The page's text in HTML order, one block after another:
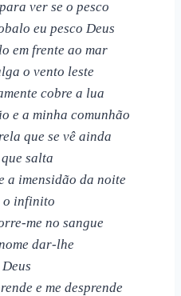
ver se o pesco
eu pesco Deus
em frente ao mar
o vento leste
cobre a lua
e a minha comunhão
que se vê ainda
salta
a imensidão da noite
o infinito
me no sangue
dar-lhe
e me desprende